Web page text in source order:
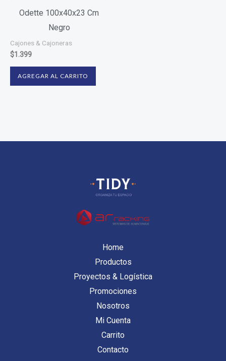
Odette 100x40x23 Cm
Negro
Cajones & Cajoneras
$1.399
AGREGAR AL CARRITO
Home
Productos
Proyectos & Logística
Promociones
Nosotros
Mi Cuenta
Carrito
Contacto